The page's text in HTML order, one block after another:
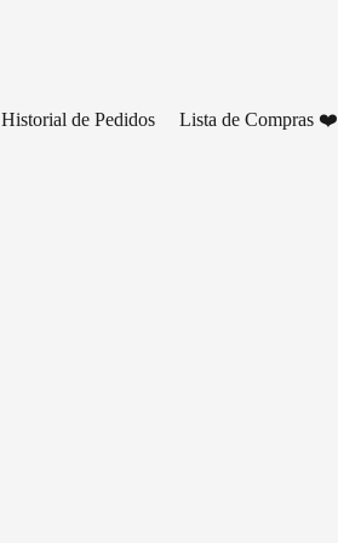
Historial de Pedidos Lista de Compras ❤️